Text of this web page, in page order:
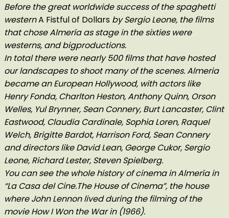
Before the great worldwide success of the spaghetti
westernA Fistful of Dollars by Sergio Leone, the films
that chose Almería as stage in the sixties were
westerns, and bigproductions.
In total there were nearly 500 films that have hosted
our landscapes to shoot many of the scenes. Almeria
became an European Hollywood, with actors like
Henry Fonda, Charlton Heston, Anthony Quinn, Orson
Welles, Yul Brynner, Sean Connery, Burt Lancaster, Clint
Eastwood, Claudia Cardinale, Sophia Loren, Raquel
Welch, Brigitte Bardot, Harrison Ford, Sean Connery
and directors like David Lean, George Cukor, Sergio
Leone, Richard Lester, Steven Spielberg.
You can see the whole history of cinema in Almería in
“La Casa del Cine.The House of Cinema”, the house
where John Lennon lived during the filming of the
movie How I Won the War in (1966).